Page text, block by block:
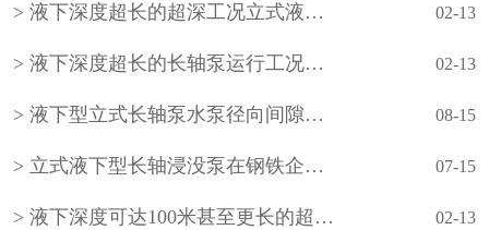
液下深度超长的超深工况立式液下长轴泵工作原理和技术核心 02-13
液下深度超长的长轴泵运行工况分析 02-13
液下型立式长轴泵水泵径向间隙怎样调整？ 08-15
立式液下型长轴浸没泵在钢铁企业的使用 07-15
液下深度可达100米甚至更长的超长型立式液下长轴泵如何设计？ 02-13